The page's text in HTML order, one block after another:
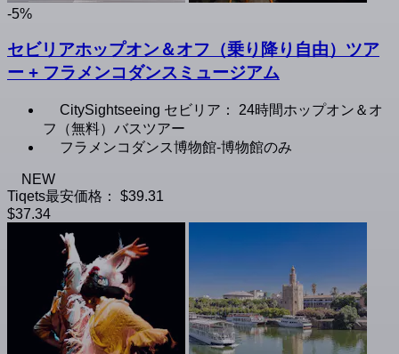
-5%
セビリアホップオン＆オフ（乗り降り自由）ツア
ー + フラメンコダンスミュージアム
CitySightseeing セビリア： 24時間ホップオン＆オ
フ（無料）バスツアー
フラメンコダンス博物館-博物館のみ
NEW
Tiqets最安価格：
$39.31
$37.34